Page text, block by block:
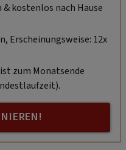
kostenlos nach Hause
Erscheinungsweise: 12x
zum Monatsende